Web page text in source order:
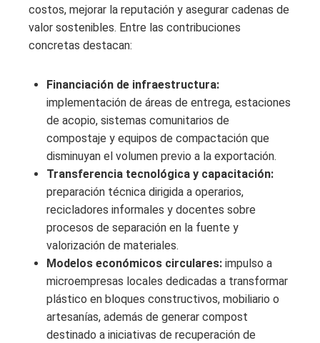
costos, mejorar la reputación y asegurar cadenas de
valor sostenibles. Entre las contribuciones
concretas destacan:
Financiación de infraestructura:
implementación de áreas de entrega, estaciones
de acopio, sistemas comunitarios de
compostaje y equipos de compactación que
disminuyan el volumen previo a la exportación.
Transferencia tecnológica y capacitación:
preparación técnica dirigida a operarios,
recicladores informales y docentes sobre
procesos de separación en la fuente y
valorización de materiales.
Modelos económicos circulares: impulso a
microempresas locales dedicadas a transformar
plástico en bloques constructivos, mobiliario o
artesanías, además de generar compost
destinado a iniciativas de recuperación de